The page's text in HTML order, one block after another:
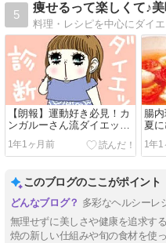
5
痩せるって楽しくて♪美
【朗報】運動好き必見！カ
ンガルーさん流ダイエット
法発表！！
1年1ヶ月前
腸
夏
レシ
1年1
このブログのここがポイント
多彩なヘルシーレ
無理せずに美しさや健康を追求す
焼の新しい仕組みや旬の食材を使